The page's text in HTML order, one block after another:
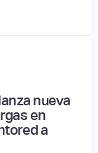
nueva
en
a